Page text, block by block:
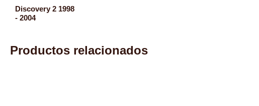
Discovery 2 1998
- 2004
Productos relacionados